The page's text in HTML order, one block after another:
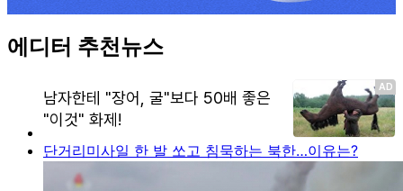
에디터 추천뉴스
단거리미사일 한 발 쏘고 침묵하는 북한…이유는?